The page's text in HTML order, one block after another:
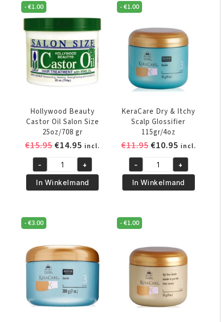
gr
-€1.00
Hollywood Beauty
Castor Oil Salon Size
25oz/708 gr
€15.95Oorspronkelijke
was:
€15.95.
€14.95 Huidige
prijs
is:
€14.95.
incl.
Hollywood
Beauty
Castor
Salon
Size
gr
aantal
- +
In Winkelmand
-€1.00
KeraCare Dry & Itchy
Scalp Glossifier
115gr/4oz
€11.95 Oorspronkelijke
was:
€11.95.
€10.95Huidige
prijs
is:
€10.95.
incl.
KeraCare
Dry
&
Scalp
Glossifier
aantal
- +
In Winkelmand
-€3.00 -€1.00